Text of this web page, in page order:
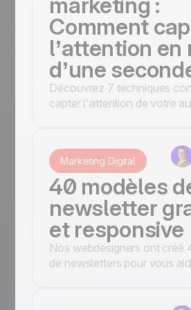
Comment
l’attention en
d’une
Découvrez 7 techniques
capter l'attention de votre
dynamiques et l'ultra-
Marketing Digital
40 modèles
newsletter
et responsive
Nos webdesigners ont créé
de newsletters pour vous